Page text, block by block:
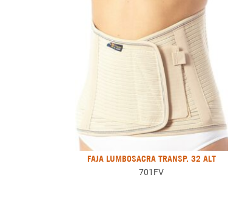
FAJA LUMBOSACRA TRANSP. 32 ALT
701FV